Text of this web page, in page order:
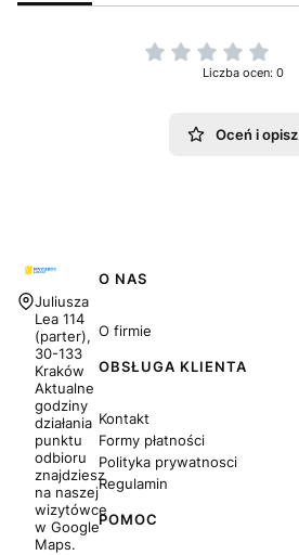
Liczba ocen: 0
Oceń i opisz
Adres:
Juliusza
Lea 114
(parter),
30-133
Kraków
Aktualne
godziny
działania
punktu
odbioru
znajdziesz
na naszej
wizytówce
w Google
Maps.
Linki w stopce
O NAS
O firmie
OBSŁUGA KLIENTA
Kontakt
Formy płatności
Polityka prywatnosci
Regulamin
POMOC